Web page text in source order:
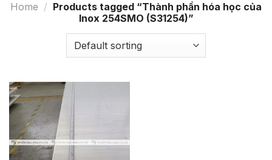
Home / Products tagged “Thành phần hóa học của
Inox 254SMO (S31254)”